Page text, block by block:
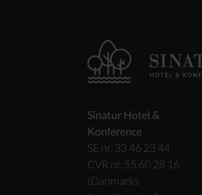
Sinatur Hotel &
Konference
SE nr. 33 46 23 44
CVR nr. 55 60 28 16
(Danmarks